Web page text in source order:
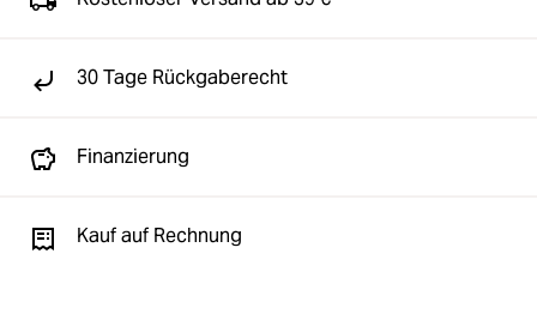
30 Tage Rückgaberecht
Finanzierung
Kauf auf Rechnung